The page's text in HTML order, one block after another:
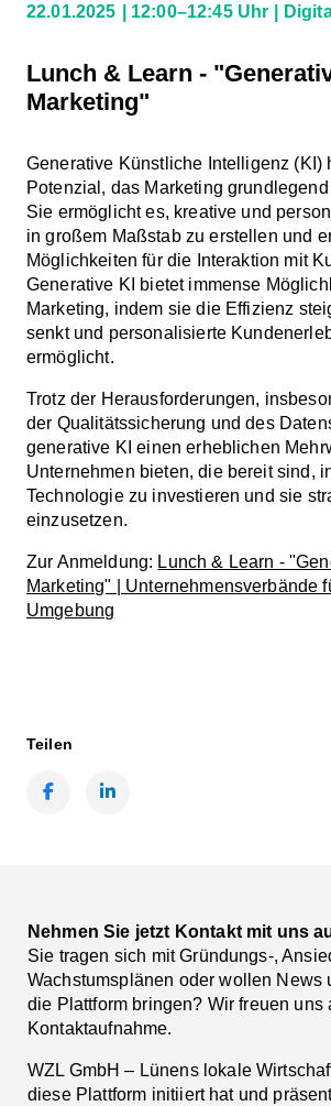
22.01.2025 12:00–12:45 Uhr
Lunch & Learn -
Marketing"
Generative Künstliche Intelligenz (KI)
Potenzial, das Marketing
Sie ermöglicht es, kreative und
in großem Maßstab zu erstellen und
Möglichkeiten für die Interaktion mit
Generative KI bietet immense
Marketing, indem sie die Effizienz
senkt und personalisierte
ermöglicht.
Trotz der Herausforderungen,
der Qualitätssicherung und des
generative KI einen erheblichen
Unternehmen bieten, die bereit sind,
Technologie zu investieren und sie
einzusetzen.
Zur Anmeldung: Lunch & Learn -
Marketing" | Unternehmensverbände
Umgebung
Teilen
Nehmen Sie jetzt Kontakt mit uns
Sie tragen sich mit Gründungs-,
Wachstumsplänen oder wollen News
die Plattform bringen? Wir freuen uns
Kontaktaufnahme.
WZL GmbH – Lünens lokale
diese Plattform initiiert hat und